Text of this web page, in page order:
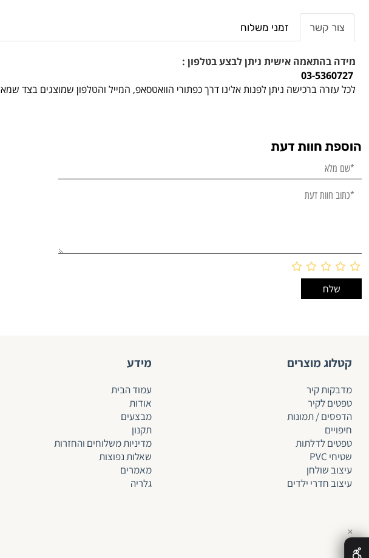
צור קשר זמני משלוח
מידה בהתאמה אישית ניתן לבצע בטלפון :
03-5360727
לכל עזרה ברכישה ניתן לפנות אלינו דרך כפתורי הוואטסאפ, המייל והטלפון שמוצגים בצד
הוספת חוות דעת
קטלוג מוצרים
מדבקות קיר
טפטים לקיר
הדפסים / תמונות
חיפויים
טפטים לדלתות
שטיחי PVC
עיצוב שולחן
עיצוב חדרי ילדים
מידע
עמוד הבית
אודות
מבצעים
תקנון
מדיניות משלוחים והחזרות
שאלות נפוצות
מאמרים
גלריה
✕